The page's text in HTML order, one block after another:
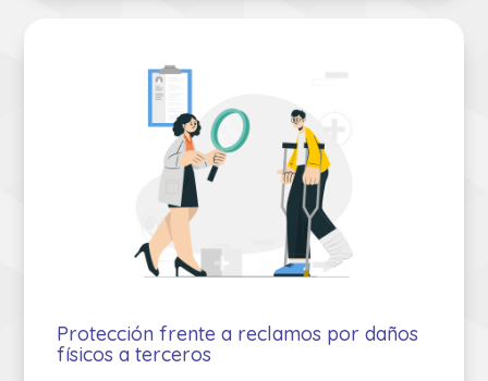
Protección frente a reclamos por daños
físicos a terceros